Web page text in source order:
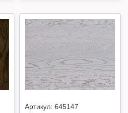
Артикул: 645147